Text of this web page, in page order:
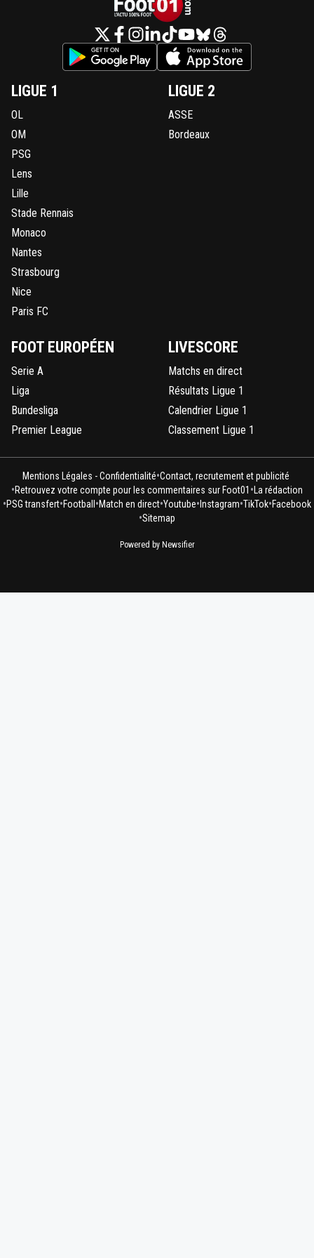
LIGUE 1
OL
OM
PSG
Lens
Lille
Stade Rennais
Monaco
Nantes
Strasbourg
Nice
Paris FC
LIGUE 2
ASSE
Bordeaux
FOOT EUROPÉEN
Serie A
Liga
Bundesliga
Premier League
LIVESCORE
Matchs en direct
Résultats Ligue 1
Calendrier Ligue 1
Classement Ligue 1
Mentions Légales - Confidentialité•Contact, recrutement et publicité
•Retrouvez votre compte pour les commentaires sur Foot01 • La rédaction
•PSG transfert•Football •Match en direct•Youtube• Instagram•TikTok•Facebook
•Sitemap
Powered by Newsifier